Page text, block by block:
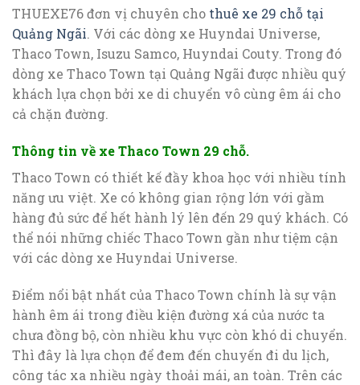
THUEXE76 đơn vị chuyên cho thuê xe 29 chỗ tại
Quảng Ngãi. Với các dòng xe Huyndai Universe,
Thaco Town, Isuzu Samco, Huyndai Couty. Trong đó
dòng xe Thaco Town tại Quảng Ngãi được nhiều quý
khách lựa chọn bởi xe di chuyển vô cùng êm ái cho
cả chặn đường.
Thông tin về xe Thaco Town 29 chỗ.
Thaco Town có thiết kế đầy khoa học với nhiều tính
năng ưu việt. Xe có không gian rộng lớn với gầm
hàng đủ sức để hết hành lý lên đến 29 quý khách. Có
thể nói những chiếc Thaco Town gần như tiệm cận
với các dòng xe Huyndai Universe.
Điểm nổi bật nhất của Thaco Town chính là sự vận
hành êm ái trong điều kiện đường xá của nước ta
chưa đồng bộ, còn nhiều khu vực còn khó di chuyển.
Thì đây là lựa chọn để đem đến chuyến đi du lịch,
công tác xa nhiều ngày thoải mái, an toàn. Trên các